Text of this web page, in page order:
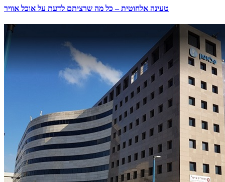
טעינה אלחוטית – כל מה שרציתם לדעת על אוכל אוויר